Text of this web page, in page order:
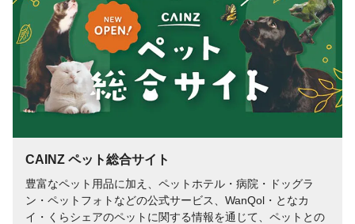
使用方法
いつも新しいフードが十分に食べられるよ
うにしてください。10週齢になったらバー
ディースペシャルに徐々に切り替えてくだ
さい。
使用上の注意
生原料を使用しているため開封後カビや虫
が発生することがありますのでご注意くだ
ニワトリ、キジ、ホロホロ鳥
保存方法
虫やカビが発生するので開封後は風通しが
良く湿気が少ないところで保管願います。
CAINZ ペット総合サイト
豊富なペット用品に加え、ペットホテル・病院・ドッグラ
ン・ペットフォトなどの公式サービス、WanQol・となカ
イ・くらシェアのペットに関する情報を通じて、ペットとの